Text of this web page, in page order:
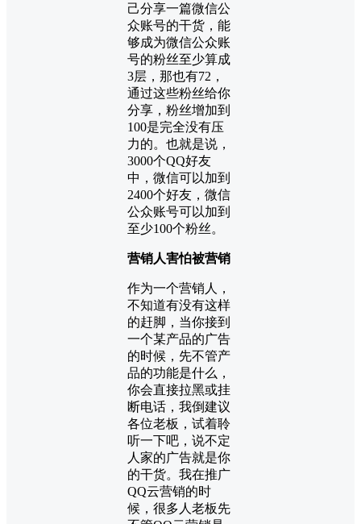
己分享一篇微信公
众账号的干货，能
够成为微信公众账
号的粉丝至少算成
3层，那也有72，
通过这些粉丝给你
分享，粉丝增加到
100是完全没有压
力的。也就是说，
3000个QQ好友
中，微信可以加到
2400个好友，微信
公众账号可以加到
至少100个粉丝。
营销人害怕被营销
作为一个营销人
，
不知道有没有这样
的赶脚，当你接到
一个某产品的广告
的时候，先不管产
品的功能是什么，
你会直接拉黑或挂
断电话，我倒建议
各位老板，试着聆
听一下吧，说不定
人家的广告就是你
的干货。我在推广
QQ云营销的时
候，很多人老板先